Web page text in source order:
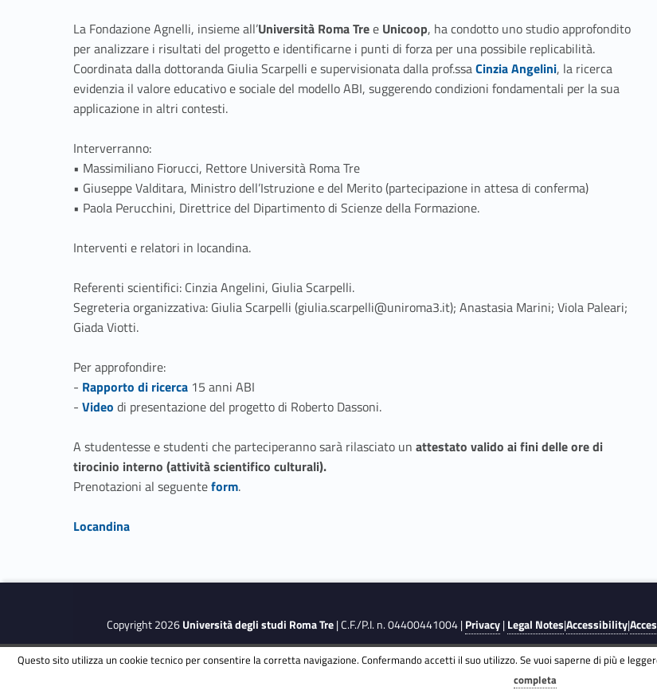
La Fondazione Agnelli, insieme all’Università Roma Tree Unicoop, ha condotto uno studio approfondito
per analizzare i risultati del progetto e identificarne i punti di forza per una possibile replicabilità.
Coordinata dalla dottoranda Giulia Scarpelli e supervisionata dalla prof.ssa Link identifier #identifier__96230-3
Cinzia Angelini, la ricerca
evidenzia il valore educativo e sociale del modello ABI, suggerendo condizioni fondamentali per la sua
applicazione in altri contesti.
Interverranno:
• Massimiliano Fiorucci, Rettore Università Roma Tre
• Giuseppe Valditara, Ministro dell’Istruzione e del Merito (partecipazione in attesa di conferma)
• Paola Perucchini, Direttrice del Dipartimento di Scienze della Formazione.
Interventi e relatori in locandina.
Referenti scientifici: Cinzia Angelini, Giulia Scarpelli.
Segreteria organizzativa: Giulia Scarpelli (giulia.scarpelli@uniroma3.it); Anastasia Marini; Viola Paleari;
Giada Viotti.
Per approfondire:
- Link identifier #identifier__20035-4
Rapporto di ricerca 15 anni ABI
- Link identifier #identifier__67900-5
Video di presentazione del progetto di Roberto Dassoni.
A studentesse e studenti che parteciperanno sarà rilasciato un attestato valido ai fini delle ore di
tirocinio interno (attività scientifico culturali).
Prenotazioni al seguente Link identifier #identifier__18295-6
form.
Link identifier #identifier__173327-7Locandina
Copyright 2026Università degli studi Roma Tre| C.F./P.I. n. 04400441004 |Privacy|Legal Notes|Accessibility|
Questo sito utilizza un cookie tecnico per consentire la corretta navigazione. Confermando accetti il suo utilizzo. Se vuoi saperne di più e
completa